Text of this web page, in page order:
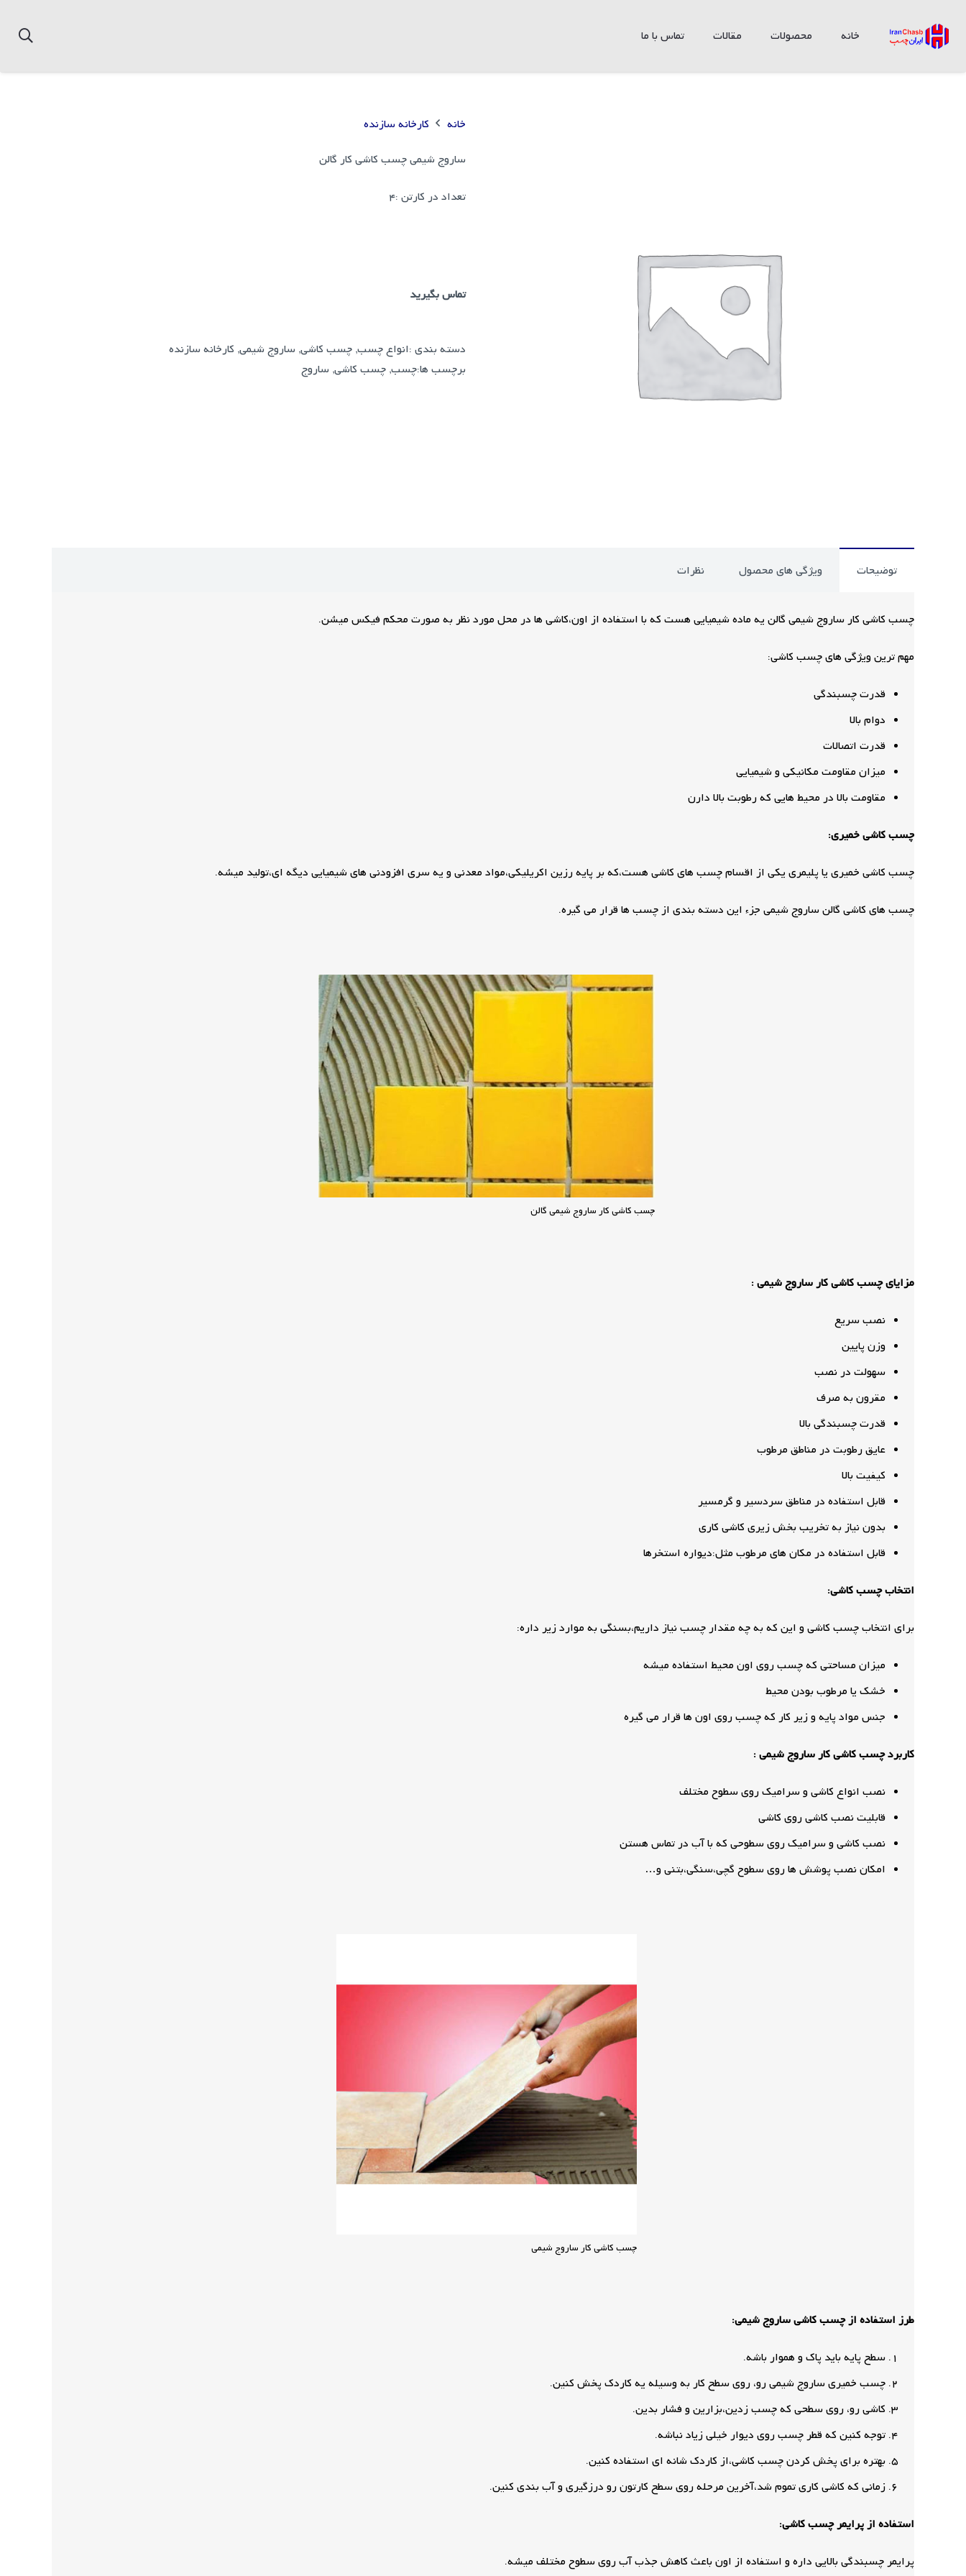
خانه محصولات مقالات تماس با ما
خانه کارخانه سازنده
ساروج شیمی چسب کاشی کار گالن
تعداد در کارتن :4
تماس بگیرید
دسته بندی :انواع چسب, چسب کاشی, ساروج شیمی, کارخانه سازنده
برچسب ها:چسب, چسب کاشی, ساروج
توضیحات ویژگی های محصول نظرات
چسب کاشی کار ساروج شیمی گالن یه ماده شیمیایی هست که با استفاده از اون،کاشی ها در محل مورد نظر به صورت محکم فیکس میشن.
مهم ترین ویژگی های چسب کاشی:
قدرت چسبندگی
دوام بالا
قدرت اتصالات
میزان مقاومت مکانیکی و شیمیایی
مقاومت بالا در محیط هایی که رطوبت بالا دارن
چسب کاشی خمیری:
چسب کاشی خمیری یا پلیمری یکی از اقسام چسب های کاشی هست،که بر پایه رزین اکریلیکی،مواد معدنی و یه سری افزودنی های شیمیایی دیگه ای،تولید میشه.
چسب های کاشی گالن ساروج شیمی جزء این دسته بندی از چسب ها قرار می گیره.
چسب کاشی کار ساروج شیمی گالن
مزایای چسب کاشی کار ساروج شیمی :
نصب سریع
وزن پایین
سهولت در نصب
مقرون به صرف
قدرت چسبندگی بالا
عایق رطوبت در مناطق مرطوب
کیفیت بالا
قابل استفاده در مناطق سردسیر و گرمسیر
بدون نیاز به تخریب بخش زیری کاشی کاری
قابل استفاده در مکان های مرطوب مثل:دیواره استخرها
انتخاب چسب کاشی:
برای انتخاب چسب کاشی و این که به چه مقدار چسب نیاز داریم،بسنگی به موارد زیر داره:
میزان مساحتی که چسب روی اون محیط استفاده میشه
خشک یا مرطوب بودن محیط
جنس مواد پایه و زیر کار که چسب روی اون ها قرار می گیره
کاربرد چسب کاشی کار ساروج شیمی :
نصب انواع کاشی و سرامیک روی سطوح مختلف
قابلیت نصب کاشی روی کاشی
نصب کاشی و سرامیک روی سطوحی که با آب در تماس هستن
امکان نصب پوشش ها روی سطوح گچی،سنگی،بتنی و…
چسب کاشی کار ساروج شیمی
طرز استفاده از چسب کاشی ساروج شیمی:
سطح پایه باید پاک و هموار باشه.
چسب خمیری ساروج شیمی رو، روی سطح کار به وسیله یه کاردک پخش کنین.
کاشی رو، روی سطحی که چسب زدین،بزارین و فشار بدین.
توجه کنین که قطر چسب روی دیوار خیلی زیاد نباشه.
بهتره برای پخش کردن چسب کاشی،از کاردک شانه ای استفاده کنین.
زمانی که کاشی کاری تموم شد،آخرین مرحله روی سطح کارتون رو درزگیری و آب بندی کنین.
استفاده از پرایمر چسب کاشی:
پرایمر چسبندگی بالایی داره و استفاده از اون باعث کاهش جذب آب روی سطوح مختلف میشه.